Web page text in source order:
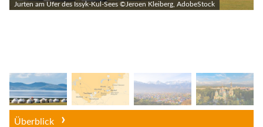
Jurten am Ufer des Issyk-Kul-Sees ©Jeroen Kleiberg, AdobeStock
Überblick